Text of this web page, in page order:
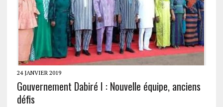
24 JANVIER 2019
Gouvernement Dabiré I : Nouvelle équipe, anciens
défis